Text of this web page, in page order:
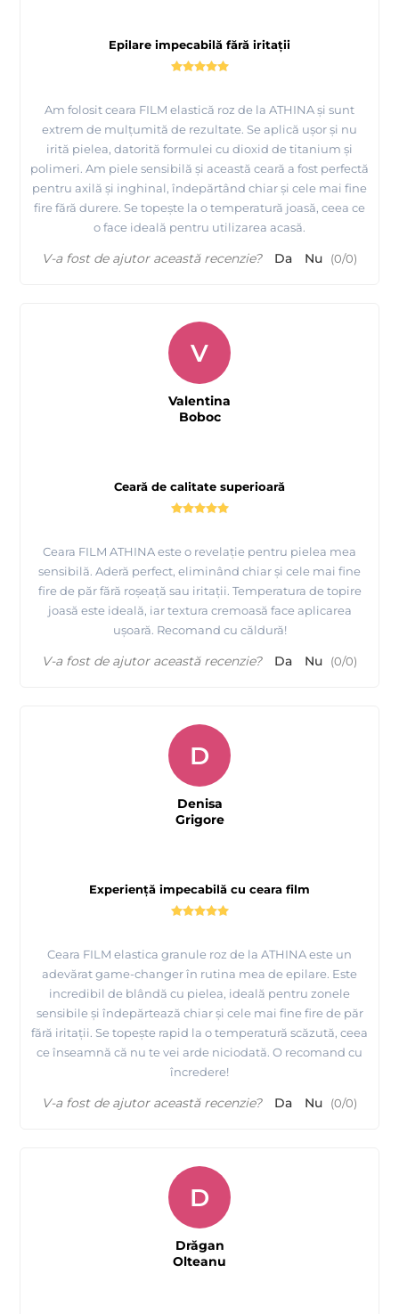
grosime sau lungime.
- se aplica in strat subtire, nu mai mult de 1 mm (astfel
- nu se rupe in timpul indepartarii.
Consultati mai jos tabelul cu avantaje ale cerii FILM ATHINA
Professional
Tutorial epilare Brate cu Ceara FILM elastica Aurie -
ATHINA Premium Formula
Tutorial epilare Axila cu Ceara FILM elastica Argintie -
ATHINA Premium Formula
Epilare impecabilă fără iritații
Am folosit ceara FILM elastică roz de la ATHINA și sunt
extrem de mulțumită de rezultate. Se aplică ușor și nu
irită pielea, datorită formulei cu dioxid de titanium și
polimeri. Am piele sensibilă și această ceară a fost perfectă
pentru axilă și inghinal, îndepărtând chiar și cele mai fine
fire fără durere. Se topește la o temperatură joasă, ceea ce
o face ideală pentru utilizarea acasă.
V-a fost de ajutor această recenzie? Da Nu (0/0)
Ceară de calitate superioară
Ceara FILM ATHINA este o revelație pentru pielea mea
sensibilă. Aderă perfect, eliminând chiar și cele mai fine
fire de păr fără roșeață sau iritații. Temperatura de topire
joasă este ideală, iar textura cremoasă face aplicarea
ușoară. Recomand cu căldură!
V
Valentina
Boboc
V-a fost de ajutor această recenzie? Da Nu (0/0)
Experiență impecabilă cu ceara film
Ceara FILM elastica granule roz de la ATHINA este un
adevărat game-changer în rutina mea de epilare. Este
incredibil de blândă cu pielea, ideală pentru zonele
sensibile și îndepărtează chiar și cele mai fine fire de păr
fără iritații. Se topește rapid la o temperatură scăzută, ceea
ce înseamnă că nu te vei arde niciodată. O recomand cu
încredere!
D
Denisa
Grigore
V-a fost de ajutor această recenzie? Da Nu (0/0)
D
Drăgan
Olteanu